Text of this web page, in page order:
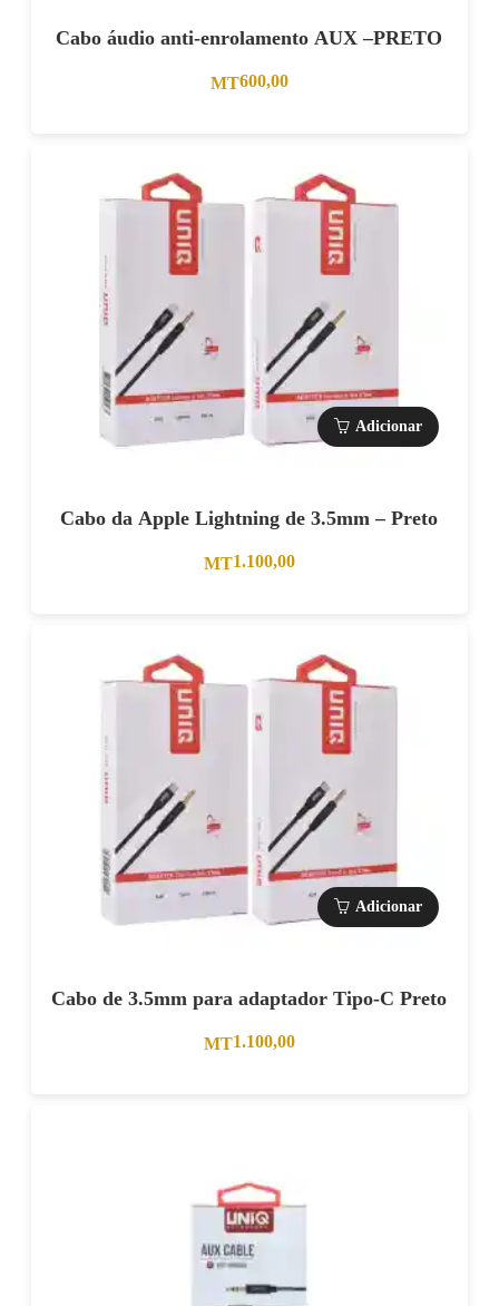
Cabo áudio anti-enrolamento AUX –PRETO
MT600,00
Adicionar
Cabo da Apple Lightning de 3.5mm – Preto
MT1.100,00
Adicionar
Cabo de 3.5mm para adaptador Tipo-C Preto
MT1.100,00